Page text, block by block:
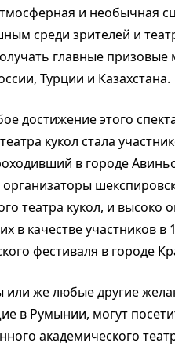
и необычная
среди зрителей и
главные
Турции и Казахстана.
достижение этого
кукол стала
в городе
театра кукол, и
в качестве участников
фестиваля в городе
или же любые другие
в Румынии, могут
академического